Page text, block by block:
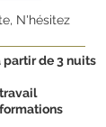
N'hésitez
partir de 3 nuits